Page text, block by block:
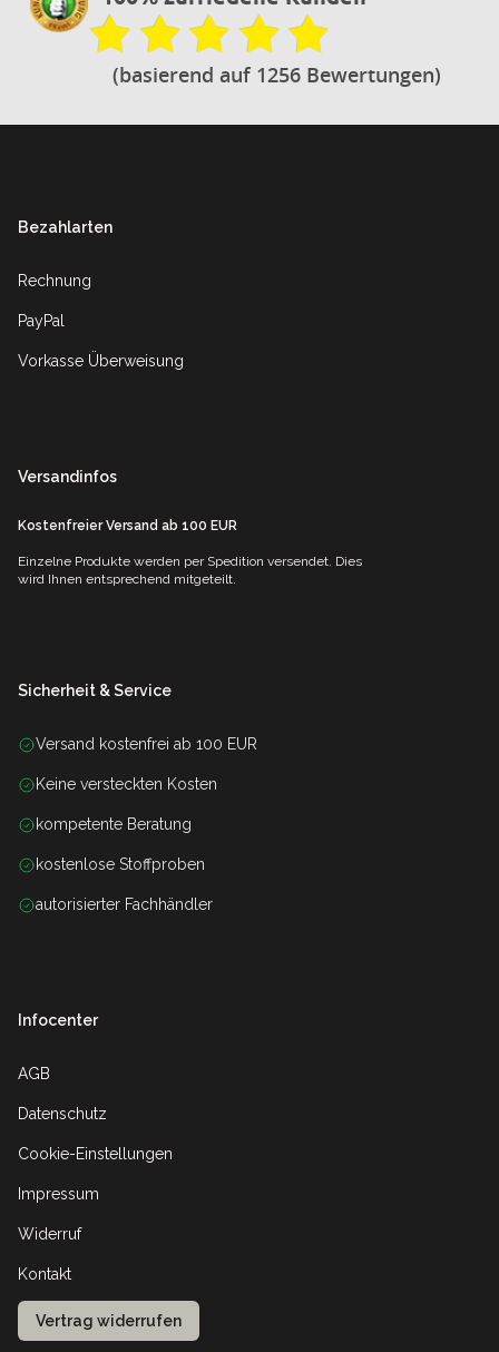
(basierend auf 1256 Bewertungen)
Bezahlarten
Rechnung
PayPal
Vorkasse Überweisung
Versandinfos
Kostenfreier Versand ab 100 EUR
Einzelne Produkte werden per Spedition versendet. Dies
wird Ihnen entsprechend mitgeteilt.
Sicherheit & Service
Versand kostenfrei ab 100 EUR
Keine versteckten Kosten
kompetente Beratung
kostenlose Stoffproben
autorisierter Fachhändler
Infocenter
AGB
Datenschutz
Cookie-Einstellungen
Impressum
Widerruf
Kontakt
Vertrag widerrufen